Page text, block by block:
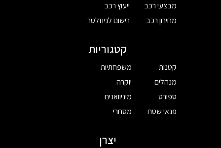
מבצעי רכב
מחירון רכב
ייעוץ רכב
רישום לניוזלטר
קטגוריות
קטנות
מנהלים
ספורט
פנאי שטח
משפחתיות
יוקרה
מיניוואנים
מסחרי
יצרן